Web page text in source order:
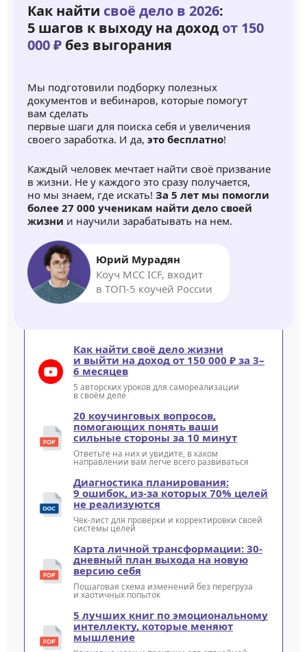
Как найти своё дело в 2026:
5 шагов к выходу на доход от 150
000 ₽ без выгорания
Мы подготовили подборку полезных
документов и вебинаров, которые помогут
вам сделать
первые шаги для поиска себя и увеличения
своего заработка. И да, это бесплатно!
Каждый человек мечтает найти своё призвание
в жизни. Не у каждого это сразу получается,
но мы знаем, где искать! За 5 лет мы помогли
более 27 000 ученикам найти дело своей
жизни и научили зарабатывать на нем.
Юрий Мурадян
Коуч MCC ICF, входит
в ТОП-5 коучей России
Как найти своё дело жизни
и выйти на доход от 150 000 ₽ за 3–
6 месяцев
5 авторских уроков для самореализации
в своём деле
20 коучинговых вопросов,
помогающих понять ваши
сильные стороны за 10 минут
Ответьте на них и увидите, в каком
направлении вам легче всего развиваться
Диагностика планирования:
9 ошибок, из-за которых 70% целей
не реализуются
Чек-лист для проверки и корректировки своей
системы целей
Карта личной трансформации: 30-
дневный план выхода на новую
версию себя
Пошаговая схема изменений без перегруза
и хаотичных попыток
5 лучших книг по эмоциональному
интеллекту, которые меняют
мышление